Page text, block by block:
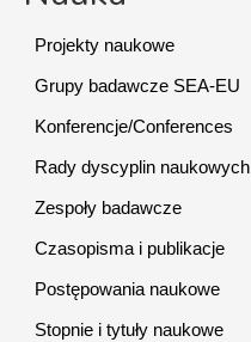
Projekty naukowe
Grupy badawcze SEA-EU
Konferencje/Conferences
Rady dyscyplin naukowych
Zespoły badawcze
Czasopisma i publikacje
Postępowania naukowe
Stopnie i tytuły naukowe